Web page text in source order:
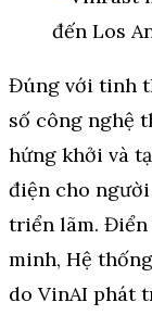
Đúng với tinh
số công nghệ
hứng khởi và
điện cho
triển lãm. Điển
minh, Hệ
do VinAI phát